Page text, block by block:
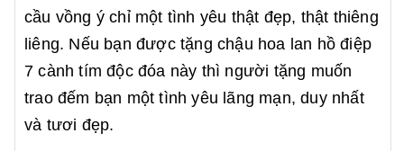
cầu vồng ý chỉ một tình yêu thật đẹp, thật thiêng
liêng. Nếu bạn được tặng chậu hoa lan hồ điệp
7 cành tím độc đóa này thì người tặng muốn
trao đếm bạn một tình yêu lãng mạn, duy nhất
và tươi đẹp.